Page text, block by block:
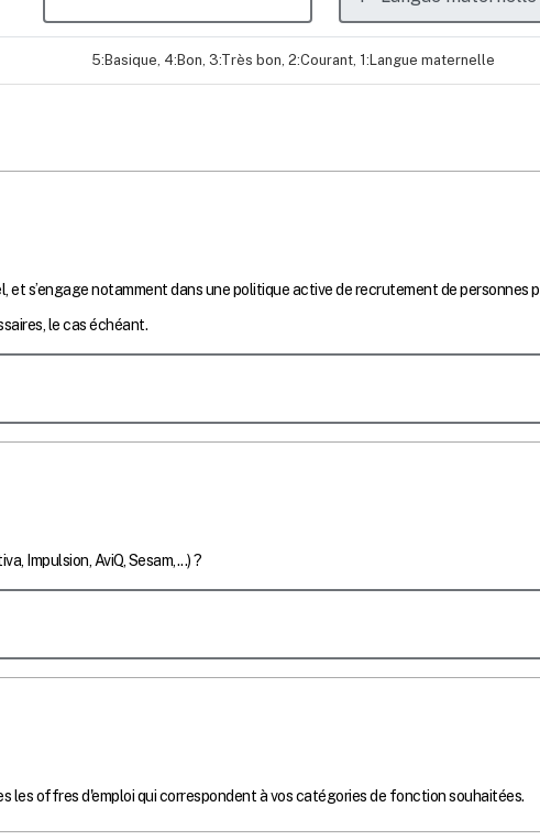
5:Basique, 4:Bon, 3:Très bon, 2:Courant, 1:Langue maternelle
et s’engage notamment dans une politique active de recrutement de
le cas échéant.
Impulsion, AviQ, Sesam,...) ?
les offres d'emploi qui correspondent à vos catégories de fonction souhaitées.